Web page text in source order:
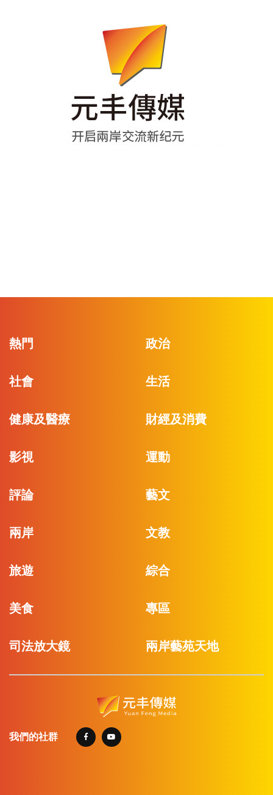
熱門 政治
社會 生活
健康及醫療 財經及消費
影視 運動
評論 藝文
兩岸 文教
旅遊 綜合
美食 專區
司法放大鏡 兩岸藝苑天地
我們的社群